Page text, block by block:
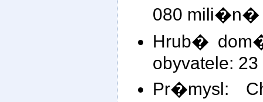
080 mili�n�
Hrub�
obyvatele:
Pr�mysl: